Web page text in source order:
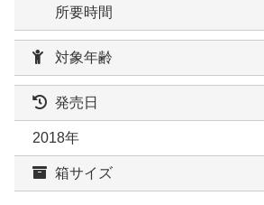
所要時間
対象年齢
発売日
2018年
箱サイズ